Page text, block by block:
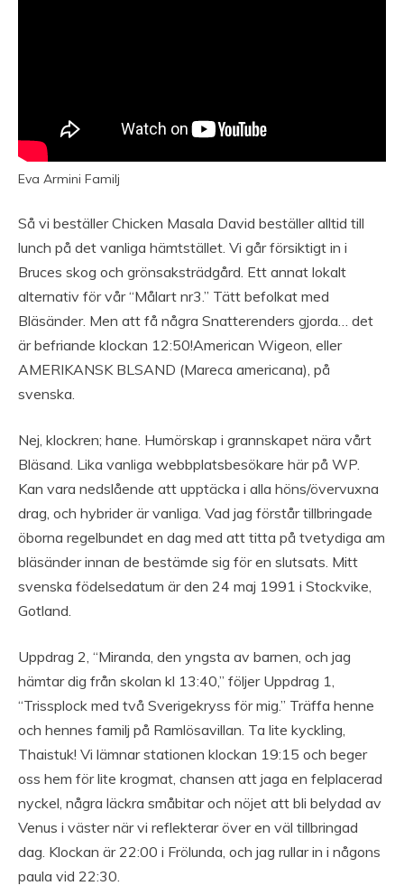
Eva Armini Familj
Så vi beställer Chicken Masala David beställer alltid till
lunch på det vanliga hämtstället. Vi går försiktigt in i
Bruces skog och grönsaksträdgård. Ett annat lokalt
alternativ för vår “Målart nr3.” Tätt befolkat med
Bläsänder. Men att få några Snatterenders gjorda… det
är befriande klockan 12:50!American Wigeon, eller
AMERIKANSK BLSAND (Mareca americana), på
svenska.
Nej, klockren; hane. Humörskap i grannskapet nära vårt
Bläsand. Lika vanliga webbplatsbesökare här på WP.
Kan vara nedslående att upptäcka i alla höns/övervuxna
drag, och hybrider är vanliga. Vad jag förstår tillbringade
öborna regelbundet en dag med att titta på tvetydiga am
bläsänder innan de bestämde sig för en slutsats. Mitt
svenska födelsedatum är den 24 maj 1991 i Stockvike,
Gotland.
Uppdrag 2, “Miranda, den yngsta av barnen, och jag
hämtar dig från skolan kl 13:40,” följer Uppdrag 1,
“Trissplock med två Sverigekryss för mig.” Träffa henne
och hennes familj på Ramlösavillan. Ta lite kyckling,
Thaistuk! Vi lämnar stationen klockan 19:15 och beger
oss hem för lite krogmat, chansen att jaga en felplacerad
nyckel, några läckra småbitar och nöjet att bli belydad av
Venus i väster när vi reflekterar över en väl tillbringad
dag. Klockan är 22:00 i Frölunda, och jag rullar in i någons
paula vid 22:30.